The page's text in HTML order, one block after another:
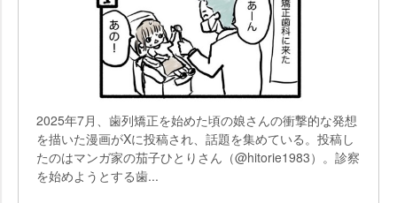
2025年7月、歯列矯正を始めた頃の娘さんの衝撃的な発想
を描いた漫画がXに投稿され、話題を集めている。投稿し
たのはマンガ家の茄子ひとりさん（@hitorie1983）。診察
を始めようとする歯...